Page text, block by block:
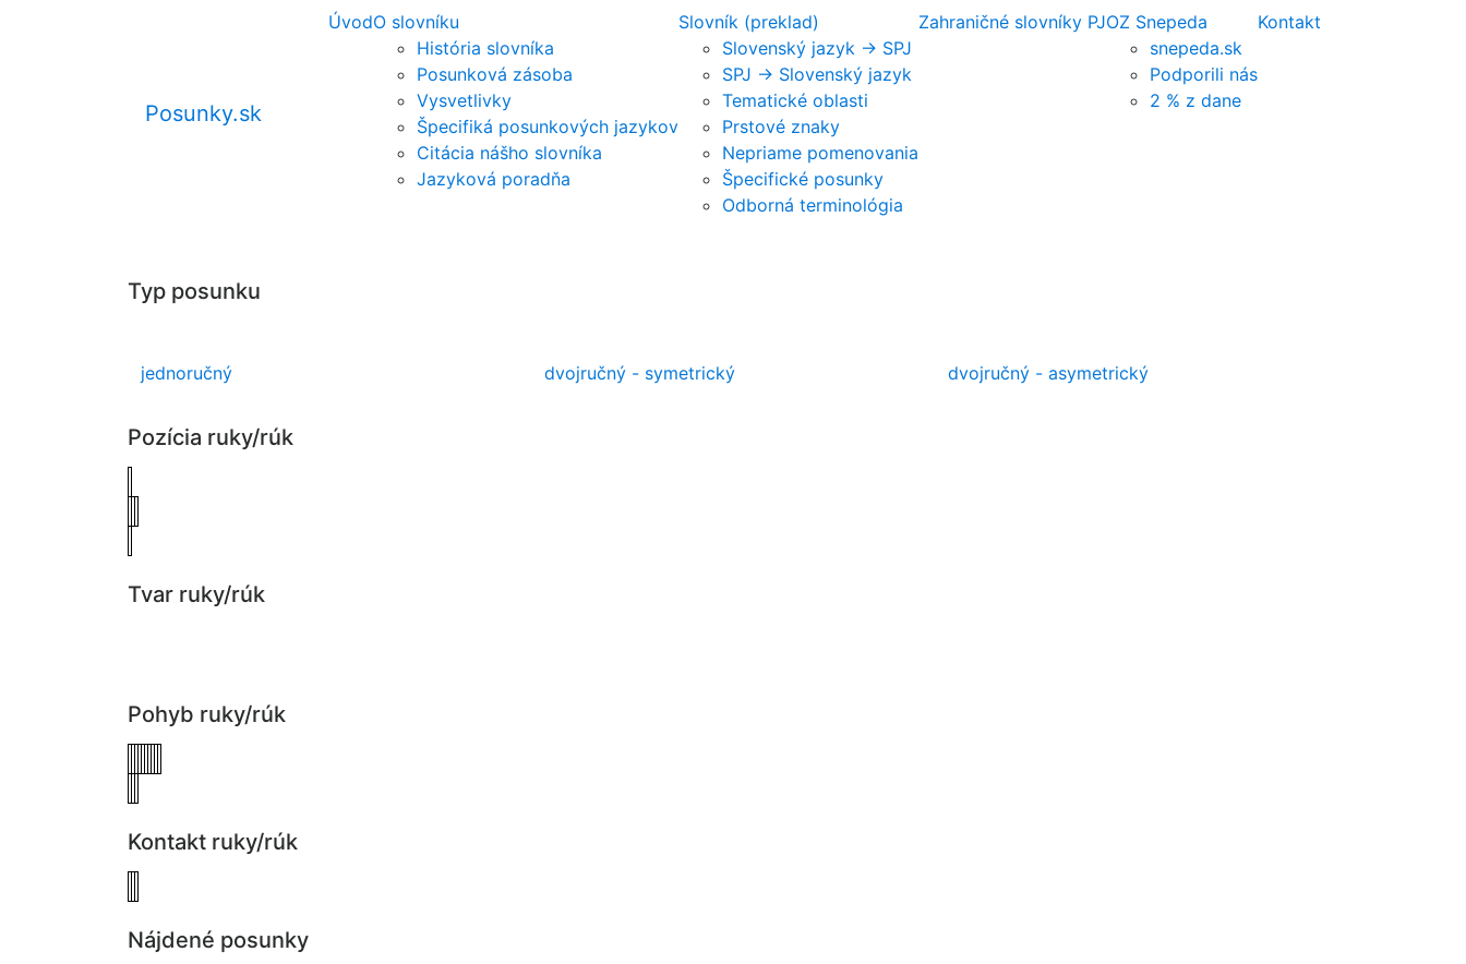
Posunky.sk
ÚvodO slovníku
História slovníka
Posunková zásoba
Vysvetlivky
Špecifiká posunkových jazykov
Citácia nášho slovníka
Jazyková poradňa
Slovník (preklad)
Slovenský jazyk -> SPJ
SPJ -> Slovenský jazyk
Tematické oblasti
Prstové znaky
Nepriame pomenovania
Špecifické posunky
Odborná terminológia
Zahraničné slovníky PJOZ Snepeda
snepeda.sk
Podporili nás
2 % z dane
Kontakt
Typ posunku
jednoručný dvojručný - symetrický dvojručný - asymetrický
Pozícia ruky/rúk
Tvar ruky/rúk
Pohyb ruky/rúk
Kontakt ruky/rúk
Nájdené posunky